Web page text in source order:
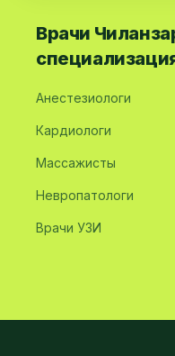
Врачи
Анестезиологи
Кардиологи
Массажисты
Невропатологи
Врачи УЗИ